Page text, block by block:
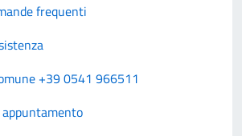
frequenti
+39 0541 966511